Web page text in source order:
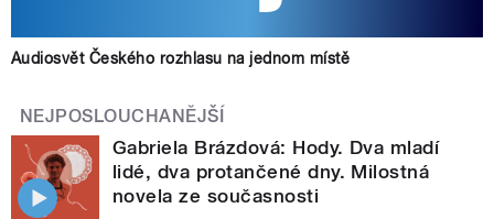
Audiosvět Českého rozhlasu na jednom místě
NEJPOSLOUCHANĚJŠÍ
Gabriela Brázdová: Hody. Dva mladí
lidé, dva protančené dny. Milostná
novela ze současnosti